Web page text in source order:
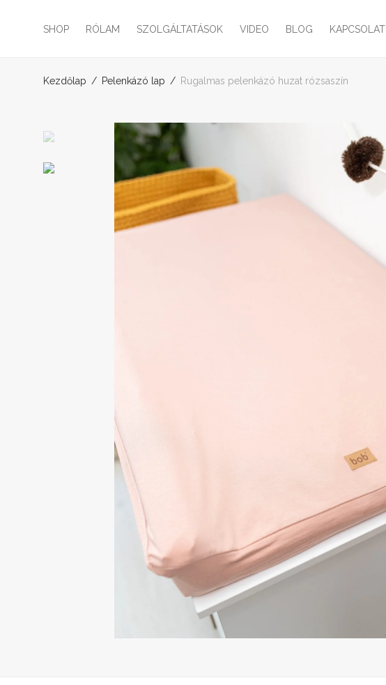
SHOP RÓLAM SZOLGÁLTATÁSOK VIDEO BLOG KAPCSOLAT
Kezdőlap / Pelenkázó lap / Rugalmas pelenkázó huzat rózsaszín